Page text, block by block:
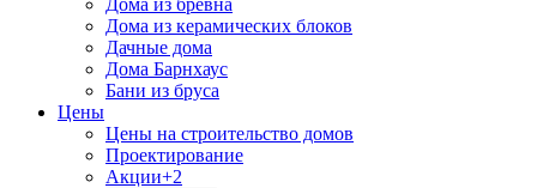
Дома из бревна
Дома из керамических блоков
Дачные дома
Дома Барнхаус
Бани из бруса
Цены
Цены на строительство домов
Проектирование
Акции+2